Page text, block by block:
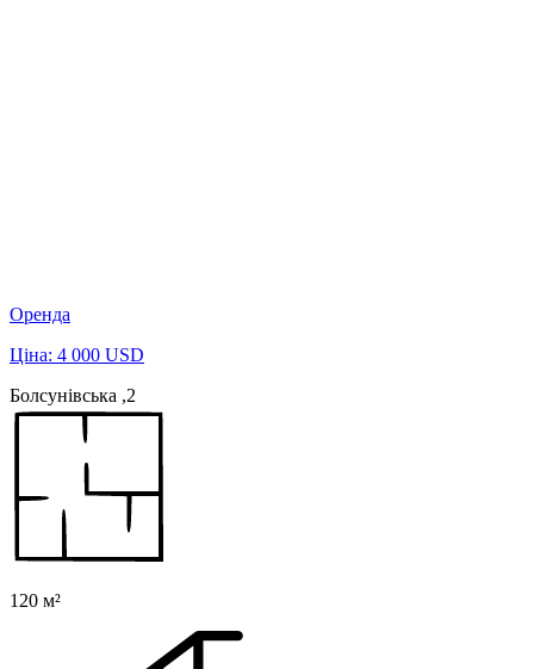
Оренда
Ціна: 4 000 USD
Болсунівська ,2
120 м²